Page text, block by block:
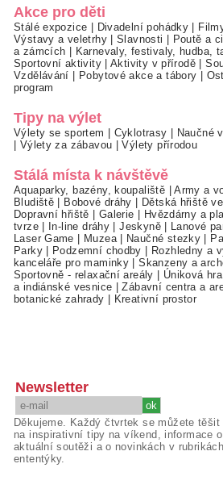
Akce pro děti
Stálé expozice | Divadelní pohádky |
Výstavy a veletrhy|Slavnosti | Poutě a
a zámcích | Karnevaly, festivaly, hudba,
Sportovní aktivity|Aktivity v přírodě |
Vzdělávání | Pobytové akce a tábory |
program
Tipy na výlet
Výlety se sportem | Cyklotrasy | Naučné
| Výlety za zábavou |Výlety přírodou
Stálá místa k návštěvě
Aquaparky, bazény, koupaliště |Army a
Bludiště | Bobové dráhy | Dětská hřiště
Dopravní hřiště | Galerie | Hvězdárny a
tvrze| In-line dráhy |Jeskyně| Lanové
Laser Game | Muzea| Naučné stezky |
Parky| Podzemní chodby | Rozhledny a
kanceláře pro maminky |Skanzeny a
Sportovně - relaxační areály | Úniková hra
a indiánské vesnice |Zábavní centra a
botanické zahrady | Kreativní prostor
Newsletter
Děkujeme. Každý čtvrtek se můžete těšit
na inspirativní tipy na víkend, informace o
aktuální soutěži a o novinkách v rubrikách
ententýky.